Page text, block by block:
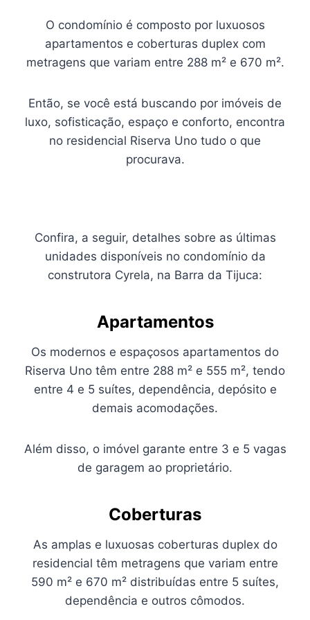
O condomínio é composto por luxuosos
apartamentos e coberturas duplex com
metragens que variam entre 288 m² e 670 m².
Então, se você está buscando por imóveis de
luxo, sofisticação, espaço e conforto, encontra
no residencial Riserva Uno tudo o que
procurava.
Confira, a seguir, detalhes sobre as últimas
unidades disponíveis no condomínio da
construtora Cyrela, na Barra da Tijuca:
Apartamentos
Os modernos e espaçosos apartamentos do
Riserva Uno têm entre 288 m² e 555 m², tendo
entre 4 e 5 suítes, dependência, depósito e
demais acomodações.
Além disso, o imóvel garante entre 3 e 5 vagas
de garagem ao proprietário.
Coberturas
As amplas e luxuosas coberturas duplex do
residencial têm metragens que variam entre
590 m² e 670 m² distribuídas entre 5 suítes,
dependência e outros cômodos.